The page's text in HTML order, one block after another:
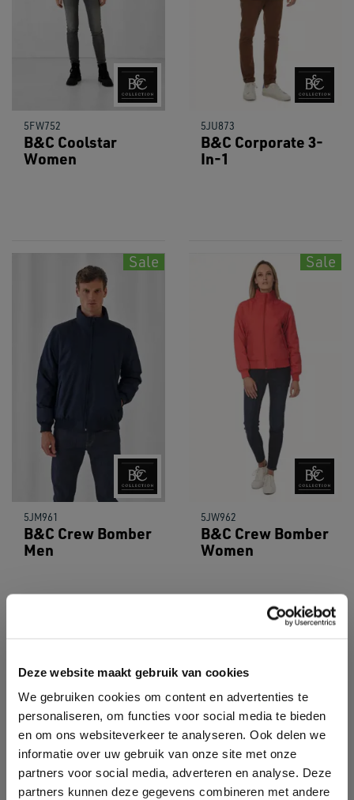
Deze website maakt gebruik van cookies
We gebruiken cookies om content en advertenties te
personaliseren, om functies voor social media te bieden
en om ons websiteverkeer te analyseren. Ook delen we
informatie over uw gebruik van onze site met onze
partners voor social media, adverteren en analyse. Deze
partners kunnen deze gegevens combineren met andere
5FW752
B&C Coolstar
Women
5JU873
B&C Corporate 3-
In-1
Sale
5JM961
B&C Crew Bomber
Men
Sale
5JW962
B&C Crew Bomber
Women